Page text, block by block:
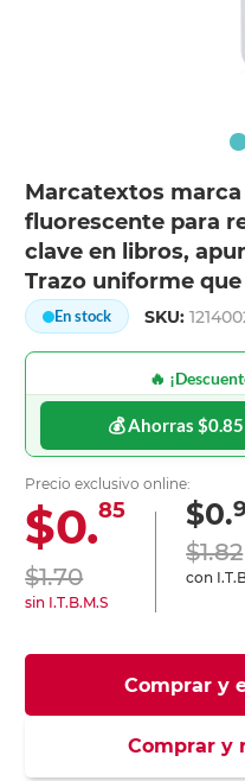
Marcatextos
fluorescente para
clave en libros,
Trazo uniforme
En stock SKU:
🔥
💰 Ahorras $0.85
Precio exclusivo online:
$0.85
$1.70
sin I.T.B.M.S
$0.
$1.82
con
Comprar y
Comprar y